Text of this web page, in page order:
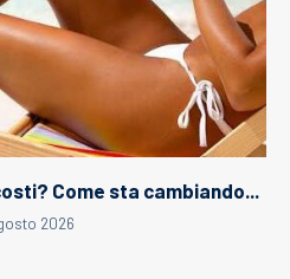
Come sta cambiando...
2026